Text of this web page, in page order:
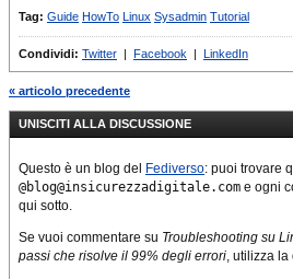
Tag: Guide HowTo Linux Sysadmin Tutorial
Condividi: Twitter Facebook LinkedIn
« articolo precedente
UNISCITI ALLA DISCUSSIONE
Questo è un blog del Fediverso: puoi trovare
@blog@insicurezzadigitale.com e ogni
qui sotto.
Se vuoi commentare su Troubleshooting su
passi che risolve il 99% degli errori, utilizza la